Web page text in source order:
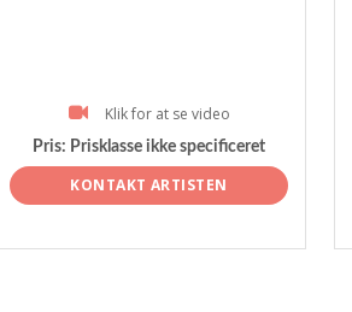
Klik for at se video
Pris: Prisklasse ikke specificeret
KONTAKT ARTISTEN